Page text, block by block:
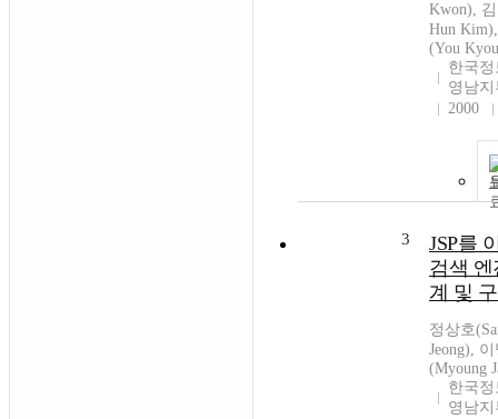
Kwon),
Hun
(You
한국
영남지
2000
3
JSP를
검색 엔
계 및
정상호
Jeong),
(Myoung
한국
영남지